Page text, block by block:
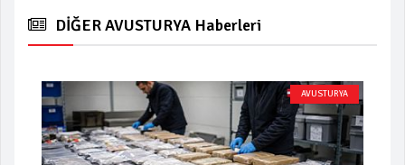
DİĞER AVUSTURYA Haberleri
AVUSTURYA